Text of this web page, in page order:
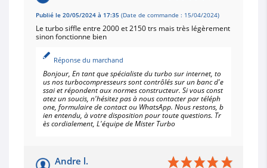
Publié le 20/05/2024 à 17:35 (Date de commande : 15/04/2024)
Le turbo siffle entre 2000 et 2150 trs mais très légèrement
sinon fonctionne bien
Réponse du marchand
Bonjour, En tant que spécialiste du turbo sur internet, to
us nos turbocompresseurs sont contrôlés sur un banc d'e
ssai et répondent aux normes constructeur. Si vous const
atez un soucis, n'hésitez pas à nous contacter par téléph
one, formulaire de contact ou WhatsApp. Nous restons, b
ien entendu, à votre disposition pour toute questions. Tr
ès cordialement, L'équipe de Mister Turbo
Andre l.